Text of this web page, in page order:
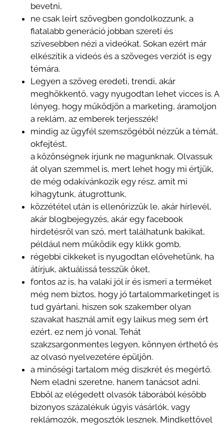
bevetni,
ne csak leírt szövegben gondolkozzunk, a
fiatalabb generáció jobban szereti és
szívesebben nézi a videókat. Sokan ezért már
elkészítik a videós és a szöveges verziót is egy
témára.
Legyen a szöveg eredeti, trendi, akár
meghökkentő, vagy nyugodtan lehet vicces is. A
lényeg, hogy működjön a marketing, áramoljon
a reklám, az emberek terjesszék!
mindig az ügyfél szemszögéből nézzük a témát,
okfejtést,
a közönségnek írjunk ne magunknak. Olvassuk
át olyan szemmel is, mert lehet hogy mi értjük,
de még odakívánkozik egy rész, amit mi
kihagytunk, átugrottunk,
közzététel után is ellenőrizzük le, akár hírlevél,
akár blogbejegyzés, akár egy facebook
hirdetésről van szó, mert találhatunk bakikat,
például nem működik egy klikk gomb,
régebbi cikkeket is nyugodtan elővehetünk, ha
átírjuk, aktuálissá tesszük őket,
fontos az is, ha valaki jól ír és ismeri a terméket
még nem biztos, hogy jó tartalommarketinget is
tud gyártani, hiszen sok szakember olyan
szavakat használ amit egy laikus meg sem ért
ezért, ez nem jó vonal. Tehát
szakzsargonmentes legyen, könnyen érthető és
az olvasó nyelvezetére épüljön.
a minőségi tartalom még diszkrét és megértő.
Nem eladni szeretne, hanem tanácsot adni.
Ebből az elégedett olvasók táborából később
bizonyos százalékuk úgyis vásárlók, vagy
reklámozók, megosztók lesznek. Mindkettővel